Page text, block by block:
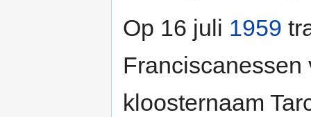
Op 16 juli 1959
kloosternaam